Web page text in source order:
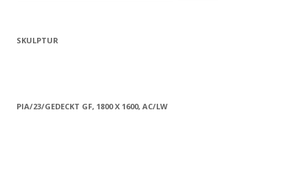
SKULPTUR
PIA/23/GEDECKT GF, 1800 X 1600, AC/LW